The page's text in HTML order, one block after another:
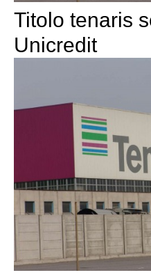
Titolo tenaris
Unicredit